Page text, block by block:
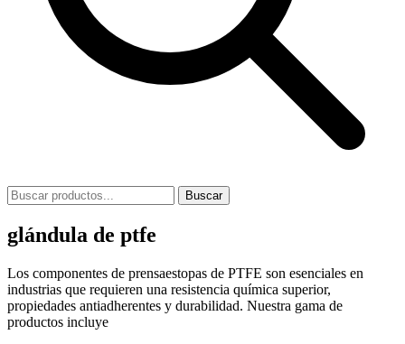
Buscar
glándula de ptfe
Los componentes de prensaestopas de PTFE son esenciales en
industrias que requieren una resistencia química superior,
propiedades antiadherentes y durabilidad. Nuestra gama de
productos incluye